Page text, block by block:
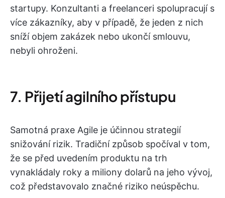
startupy. Konzultanti a freelanceri spolupracují s
více zákazníky, aby v případě, že jeden z nich
sníží objem zakázek nebo ukončí smlouvu,
nebyli ohroženi.
7. Přijetí agilního přístupu
Samotná praxe Agile je účinnou strategií
snižování rizik. Tradiční způsob spočíval v tom,
že se před uvedením produktu na trh
vynakládaly roky a miliony dolarů na jeho vývoj,
což představovalo značné riziko neúspěchu.